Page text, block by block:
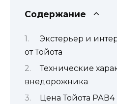
Содержание
Экстерьер и
от Тойота
Технические
внедорожника
Цена Тойота